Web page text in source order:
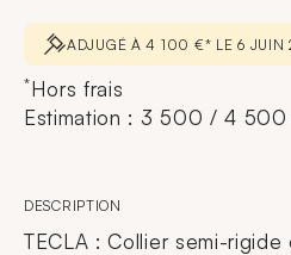
ADJUGÉ À 4 100 €* LE 6 JUIN
*Hors frais
Estimation : 3 500 / 4
DESCRIPTION
TECLA : Collier semi-